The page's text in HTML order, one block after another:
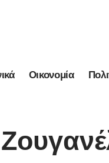
Οικονομία